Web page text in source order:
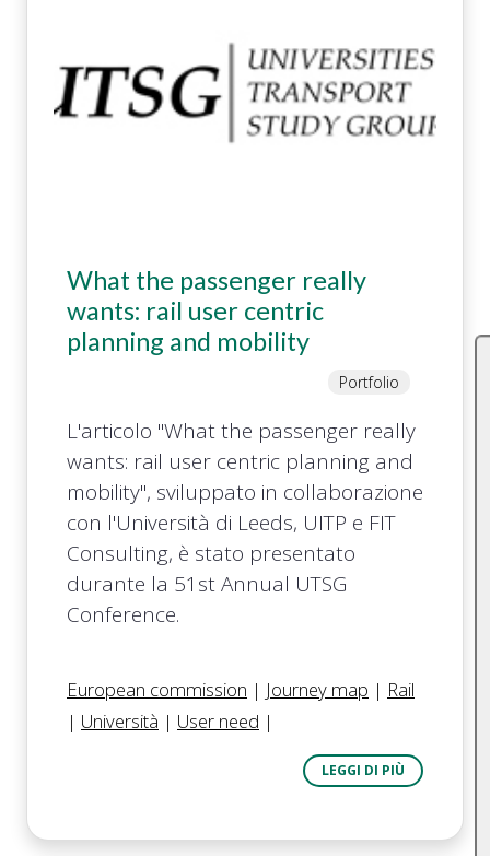
What the passenger really
wants: rail user centric
planning and mobility
Portfolio
L'articolo "What the passenger really
wants: rail user centric planning and
mobility", sviluppato in collaborazione
con l'Università di Leeds, UITP e FIT
Consulting, è stato presentato
durante la 51st Annual UTSG
Conference.
European commission | Journey map | Rail
| Università | User need |
LEGGI DI PIÙ